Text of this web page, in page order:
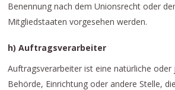
Benennung nach dem Unionsrecht oder
Mitgliedstaaten vorgesehen werden.
h) Auftragsverarbeiter
Auftragsverarbeiter ist eine natürliche oder
Behörde, Einrichtung oder andere Stelle,